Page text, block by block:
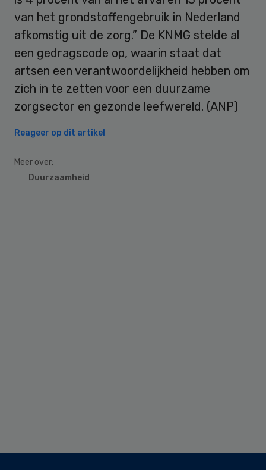
van het grondstoffengebruik in Nederland
afkomstig uit de zorg.” De KNMG stelde al
een gedragscode op, waarin staat dat
artsen een verantwoordelijkheid hebben om
zich in te zetten voor een duurzame
zorgsector en gezonde leefwereld. (ANP)
Reageer op dit artikel
Meer over:
Duurzaamheid